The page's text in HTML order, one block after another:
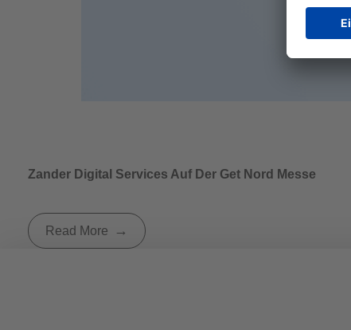
Zander Digital Services Auf Der Get Nord Messe
Read More